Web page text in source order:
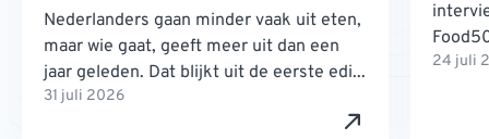
Nederlanders gaan minder vaak uit eten,
maar wie gaat, geeft meer uit dan een
jaar geleden. Dat blijkt uit de eerste edi...
31 juli 2026
24 juli